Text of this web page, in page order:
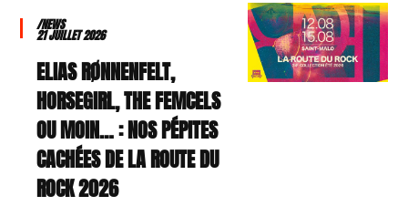
/NEWS
21 JUILLET 2026
ELIAS RØNNENFELT,
HORSEGIRL, THE FEMCELS
OU MOIN… : NOS PÉPITES
CACHÉES DE LA ROUTE DU
ROCK 2026